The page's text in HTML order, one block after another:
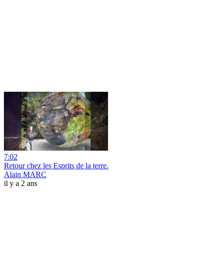
7:02
Retour chez les Esprits de la terre.
Alain MARC
il y a 2 ans